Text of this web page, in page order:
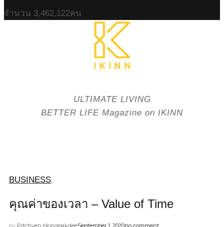
จำนวน 3,462,122คน
ULTIMATE LIVING
BETTER LIFE Magazine on IKINN
BUSINESS,
คุณค่าของเวลา – Value of Time
by Pitchyen HongpakdeeSeptember 1, 2020no comment